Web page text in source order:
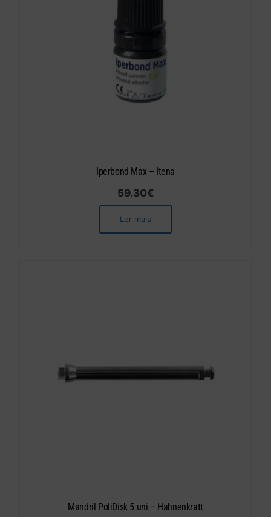
Iperbond Max – Itena
59.30€
Ler mais
Mandril PoliDisk 5 uni – Hahnenkratt